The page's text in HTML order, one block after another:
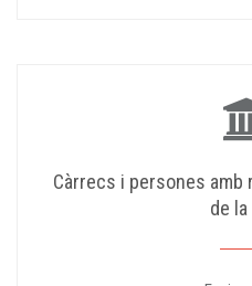
Càrrecs i persones
de la